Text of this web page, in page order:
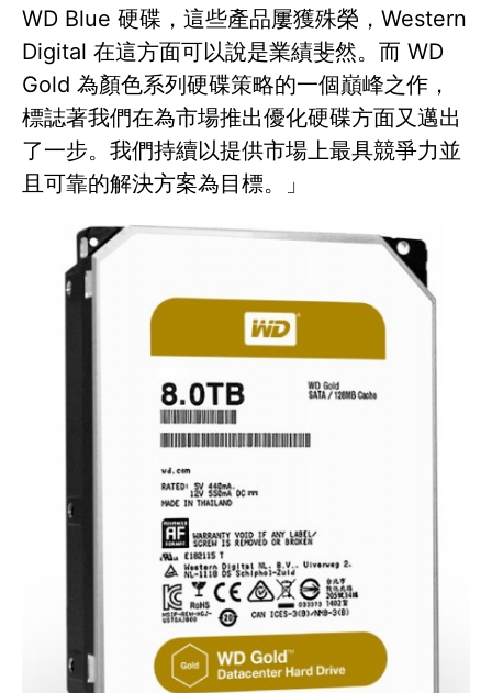
WD Blue 硬碟，這些產品屢獲殊榮，Western
Digital 在這方面可以說是業績斐然。而 WD
Gold 為顏色系列硬碟策略的一個巔峰之作，
標誌著我們在為市場推出優化硬碟方面又邁出
了一步。我們持續以提供市場上最具競爭力並
且可靠的解決方案為目標。」